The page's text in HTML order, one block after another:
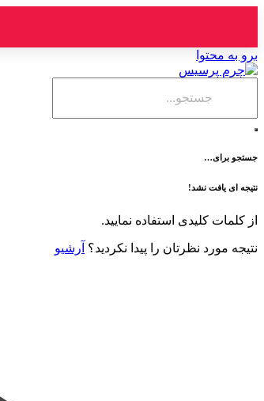
برو به محتوا
جستجو برای…
نتیجه ای یافت نشد!
از کلمات کلیدی استفاده نمایید.
نتیجه مورد نظرتان را پیدا نکردید؟ آرشیو